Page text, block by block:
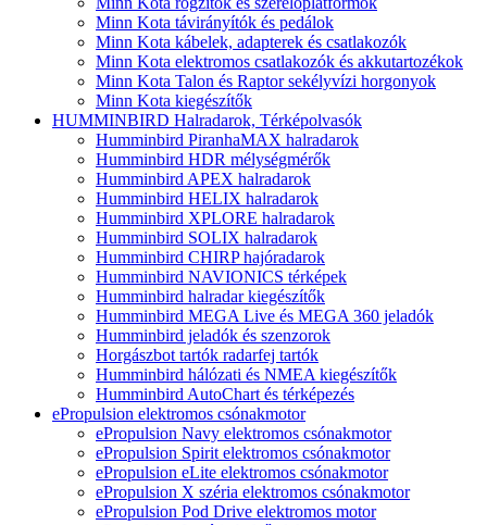
Minn Kota távirányítók és pedálok
Minn Kota kábelek, adapterek és csatlakozók
Minn Kota elektromos csatlakozók és akkutartozékok
Minn Kota Talon és Raptor sekélyvízi horgonyok
Minn Kota kiegészítők
HUMMINBIRD Halradarok, Térképolvasók
Humminbird PiranhaMAX halradarok
Humminbird HDR mélységmérők
Humminbird APEX halradarok
Humminbird HELIX halradarok
Humminbird XPLORE halradarok
Humminbird SOLIX halradarok
Humminbird CHIRP hajóradarok
Humminbird NAVIONICS térképek
Humminbird halradar kiegészítők
Humminbird MEGA Live és MEGA 360 jeladók
Humminbird jeladók és szenzorok
Horgászbot tartók radarfej tartók
Humminbird hálózati és NMEA kiegészítők
Humminbird AutoChart és térképezés
ePropulsion elektromos csónakmotor
ePropulsion Navy elektromos csónakmotor
ePropulsion Spirit elektromos csónakmotor
ePropulsion eLite elektromos csónakmotor
ePropulsion X széria elektromos csónakmotor
ePropulsion Pod Drive elektromos motor